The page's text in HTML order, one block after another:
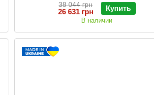
38 044 грн
26 631 грн Купить
В наличии